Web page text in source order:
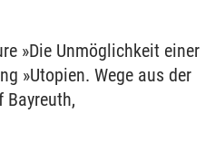
»Die Unmöglichkeit einer
»Utopien. Wege aus der
Bayreuth,